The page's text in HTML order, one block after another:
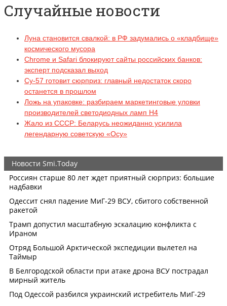
Случайные новости
Луна становится свалкой: в РФ задумались о «кладбище»
космического мусора
Chrome и Safari блокируют сайты российских банков:
эксперт подсказал выход
Су-57 готовит сюрприз: главный недостаток скоро
останется в прошлом
Ложь на упаковке: разбираем маркетинговые уловки
производителей светодиодных ламп H4
Жало из СССР: Беларусь неожиданно усилила
легендарную советскую «Осу»